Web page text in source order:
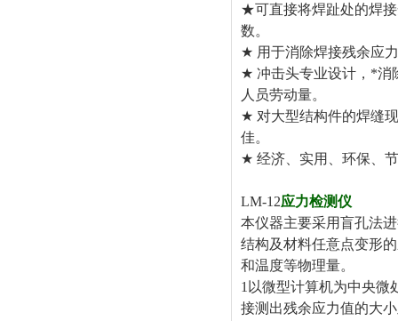
★可直接将焊趾处的焊
数
★ 用于消除焊接残
★ 冲击头专业设计，*消
人员劳动
★ 对大型结构件的焊缝
佳
★ 经济、实用、环保、
LM-12应力检测仪
本仪器主要采用盲孔法
结构及材料任意点变形
和温度等物理量。
1以微型计算机为中央微
接测出残余应力值的大